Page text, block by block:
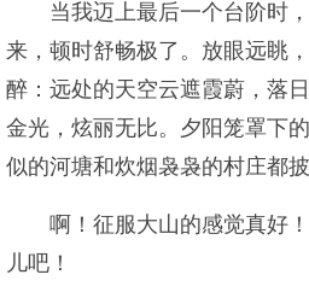
当我迈上最后一个台阶时
来，顿时舒畅极了。放眼远眺
醉：远处的天空云遮霞蔚，落
金光，炫丽无比。夕阳笼罩下
似的河塘和炊烟袅袅的村庄都
啊！征服大山的感觉真好
儿吧！